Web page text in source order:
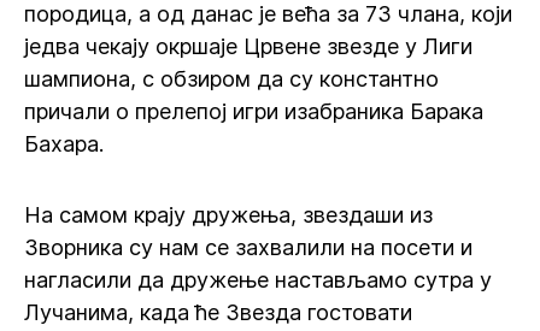
породица, а од данас је већа за 73 члана, који
једва чекају окршаје Црвене звезде у Лиги
шампиона, с обзиром да су константно
причали о прелепој игри изабраника Барака
Бахара.
На самом крају дружења, звездаши из
Зворника су нам се захвалили на посети и
нагласили да дружење настављамо сутра у
Лучанима, када ће Звезда гостовати